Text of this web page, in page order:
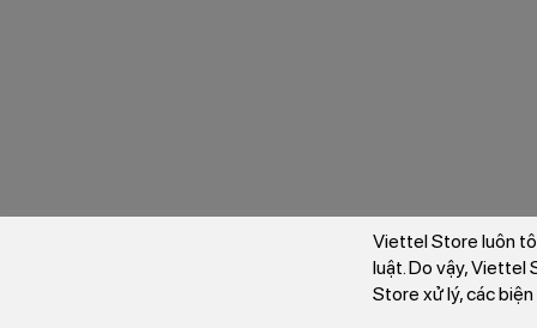
Viettel Store luôn
luật. Do vậy, Viettel
Store xử lý, các